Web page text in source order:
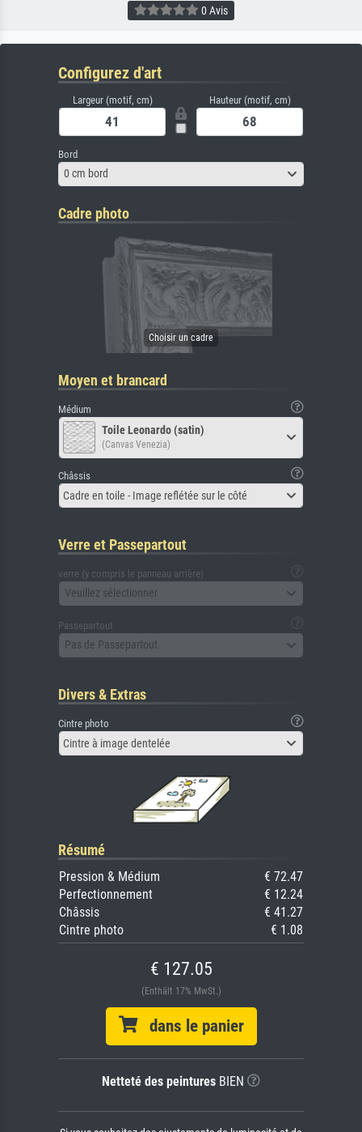
0 Avis
Configurez d'art
Largeur (motif, cm) Hauteur (motif, cm)
Bord
0 cm bord
Cadre photo
Moyen et brancard
Médium
Toile Leonardo (satin)
(Canvas Venezia)
Châssis
Cadre en toile - Image reflétée sur le côté
Verre et Passepartout
verre (y compris le panneau arrière)
Veuillez sélectionner
Passepartout
Pas de Passepartout
Divers & Extras
Cintre photo
Cintre à image dentelée
Résumé
Pression & Médium
€ 72.47
Perfectionnement
€ 12.24
Châssis
€ 41.27
Cintre photo
€ 1.08
€ 127.05
(Enthält 17% MwSt.)
dans le panier
Netteté des peintures BIEN